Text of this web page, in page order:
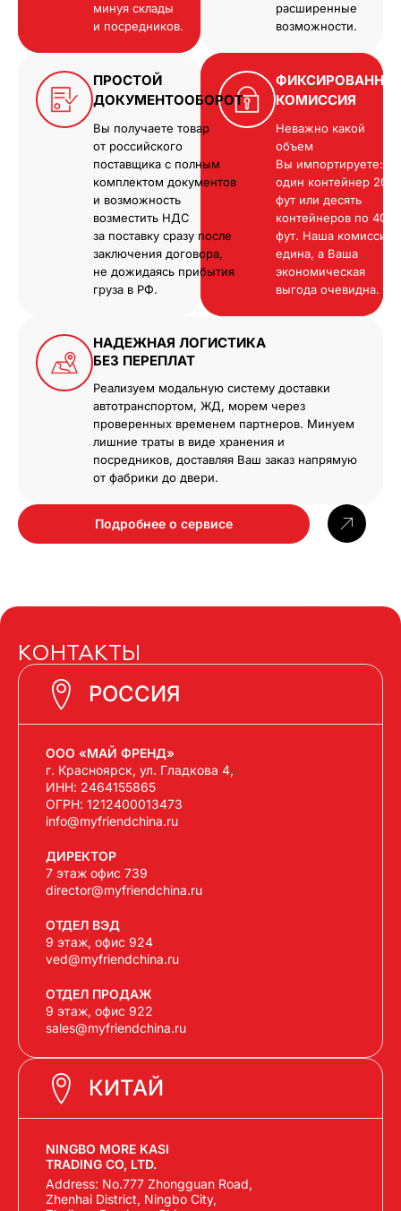
расширенные
возможности.
минуя склады
и посредников.
КОМИССИЯ
Неважно какой
объем
Вы импортируете:
один контейнер 20
фут или десять
контейнеров по 40
фут. Наша комиссия
едина, а Ваша
экономическая
выгода очевидна.
ПРОСТОЙ
ДОКУМЕНТООБОРОТ
Вы получаете товар
от российского
поставщика с полным
комплектом документов
и возможность
возместить НДС
за поставку сразу после
заключения договора,
не дожидаясь прибытия
груза в РФ.
НАДЕЖНАЯ ЛОГИСТИКА
БЕЗ ПЕРЕПЛАТ
Реализуем модальную систему доставки
автотранспортом, ЖД, морем через
проверенных временем партнеров. Минуем
лишние траты в виде хранения и
посредников, доставляя Ваш заказ напрямую
от фабрики до двери.
Подробнее о сервисе
КОНТАКТЫ
РОССИЯ
ООО «МАЙ ФРЕНД»
г. Красноярск, ул. Гладкова 4,
ИНН: 2464155865
ОГРН: 1212400013473
info@myfriendchina.ru
ДИРЕКТОР
7 этаж офис 739
director@myfriendchina.ru
ОТДЕЛ ВЭД
9 этаж, офис 924
ved@myfriendchina.ru
ОТДЕЛ ПРОДАЖ
9 этаж, офис 922
sales@myfriendchina.ru
КИТАЙ
NINGBO MORE KASI
TRADING CO, LTD.
Address: No.777 Zhongguan Road,
Zhenhai District, Ningbo City,